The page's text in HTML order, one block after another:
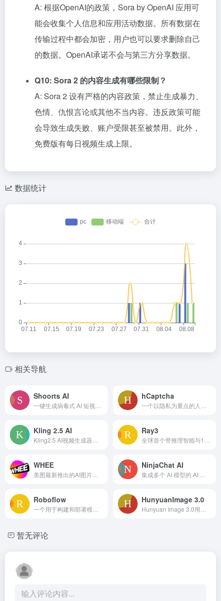
A: 根据OpenAI的政策，Sora by OpenAI 应用可
能会收集个人信息和应用活动数据。所有数据在
传输过程中都会加密，用户也可以要求删除自己
的数据。OpenAI承诺不会与第三方分享数据。
Q10: Sora 2 的内容生成有哪些限制？
A: Sora 2 设有严格的内容政策，禁止生成暴力、
色情、仇恨言论或其他不当内容。违反政策可能
会导致生成失败、账户受限甚至被禁用。此外，
免费版有每日视频生成上限。
数据统计
相关导航
Shoorts AI hCaptcha
Kling 2.5 AI Ray3
WHEE NinjaChat AI
Roboflow HunyuanImage 3.0
暂无评论